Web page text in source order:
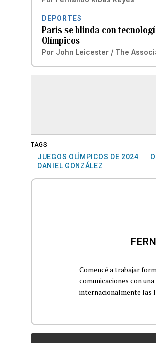
DEPORTES
París se blinda con
Olímpicos
Por John Leicester / The
TAGS
JUEGOS OLÍMPICOS DE 2024
DANIEL GONZÁLEZ
Comencé a trabajar
comunicaciones con
internacionalmente las